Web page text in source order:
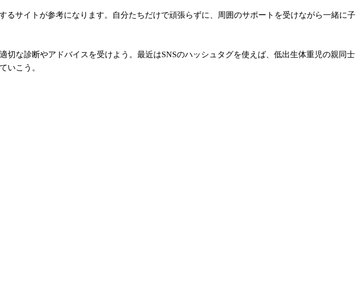
るサイトが参考になります。自分たちだけで頑張らずに、周囲のサポートを受けながら一緒に子
な診断やアドバイスを受けよう。最近はSNSのハッシュタグを使えば、低出生体重児の親同士
いこう。